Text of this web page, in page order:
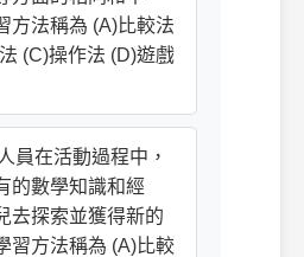
方法稱為 (A)比較法
(C)操作法 (D)遊戲
在活動過程中，
的數學知識和經
去探索並獲得新的
習方法稱為 (A)比較